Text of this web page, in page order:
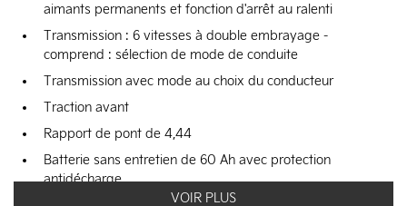
aimants permanents et fonction d'arrêt au ralenti
Transmission : 6 vitesses à double embrayage -
comprend : sélection de mode de conduite
Transmission avec mode au choix du conducteur
Traction avant
Rapport de pont de 4,44
Batterie sans entretien de 60 Ah avec protection
antidécharge
VOIR PLUS